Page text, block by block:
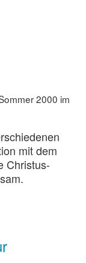
2000 im
mit dem
Christus-